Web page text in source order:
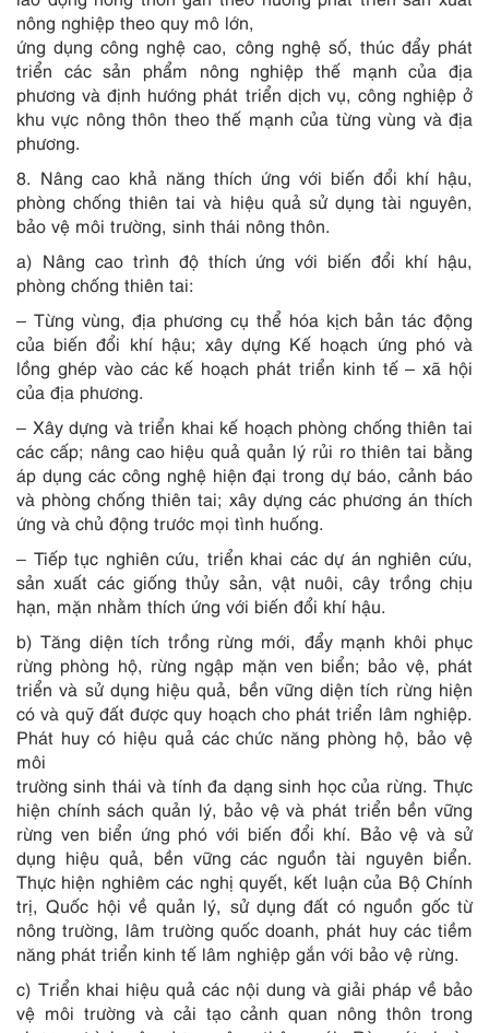
nông nghiệp theo quy mô lớn,
ứng dụng công nghệ cao, công nghệ số, thúc đẩy phát
triển các sản phẩm nông nghiệp thế mạnh của địa
phương và định hướng phát triển dịch vụ, công nghiệp ở
khu vực nông thôn theo thế mạnh của từng vùng và địa
phương.
8. Nâng cao khả năng thích ứng với biến đổi khí hậu,
phòng chống thiên tai và hiệu quả sử dụng tài nguyên,
bảo vệ môi trường, sinh thái nông thôn.
a) Nâng cao trình độ thích ứng với biến đổi khí hậu,
phòng chống thiên tai:
– Từng vùng, địa phương cụ thể hóa kịch bản tác động
của biến đổi khí hậu; xây dựng Kế hoạch ứng phó và
lồng ghép vào các kế hoạch phát triển kinh tế – xã hội
của địa phương.
– Xây dựng và triển khai kế hoạch phòng chống thiên tai
các cấp; nâng cao hiệu quả quản lý rủi ro thiên tai bằng
áp dụng các công nghệ hiện đại trong dự báo, cảnh báo
và phòng chống thiên tai; xây dựng các phương án thích
ứng và chủ động trước mọi tình huống.
– Tiếp tục nghiên cứu, triển khai các dự án nghiên cứu,
sản xuất các giống thủy sản, vật nuôi, cây trồng chịu
hạn, mặn nhằm thích ứng với biến đổi khí hậu.
b) Tăng diện tích trồng rừng mới, đẩy mạnh khôi phục
rừng phòng hộ, rừng ngập mặn ven biển; bảo vệ, phát
triển và sử dụng hiệu quả, bền vững diện tích rừng hiện
có và quỹ đất được quy hoạch cho phát triển lâm nghiệp.
Phát huy có hiệu quả các chức năng phòng hộ, bảo vệ
môi
trường sinh thái và tính đa dạng sinh học của rừng. Thực
hiện chính sách quản lý, bảo vệ và phát triển bền vững
rừng ven biển ứng phó với biến đổi khí. Bảo vệ và sử
dụng hiệu quả, bền vững các nguồn tài nguyên biển.
Thực hiện nghiêm các nghị quyết, kết luận của Bộ Chính
trị, Quốc hội về quản lý, sử dụng đất có nguồn gốc từ
nông trường, lâm trường quốc doanh, phát huy các tiềm
năng phát triển kinh tế lâm nghiệp gắn với bảo vệ rừng.
c) Triển khai hiệu quả các nội dung và giải pháp về bảo
vệ môi trường và cải tạo cảnh quan nông thôn trong